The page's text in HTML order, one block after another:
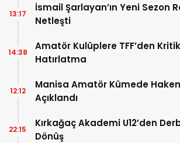
İsmail Şarlayan’ın Yeni Sezon
Netleşti
13:17
Amatör Kulüplere TFF’den Kritik
Hatırlatma
14:38
Manisa Amatör Kümede
Açıklandı
12:12
Kırkağaç Akademi U12’den
Dönüş
22:15